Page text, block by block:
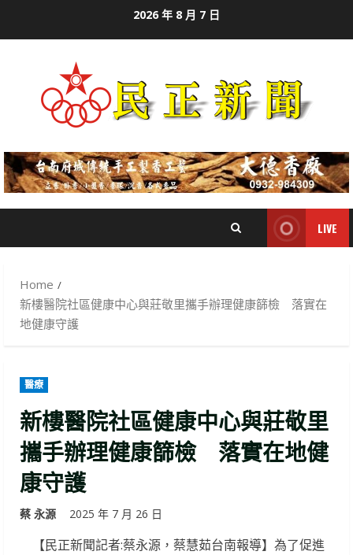
2026 年 8 月 7 日
LIVE
Home
新樓醫院社區健康中心與莊敬里攜手辦理健康篩檢 落實在
地健康守護
醫療
新樓醫院社區健康中心與莊敬里
攜手辦理健康篩檢 落實在地健
康守護
蔡 永源 2025 年 7 月 26 日
【民正新聞記者:蔡永源，蔡慧茹台南報導】為了促進